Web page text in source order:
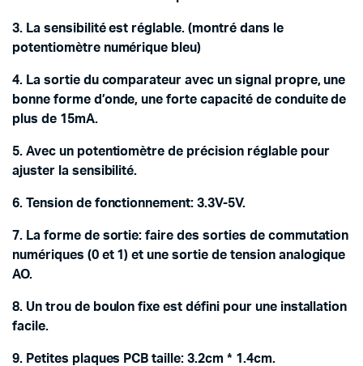
3. La sensibilité est réglable. (montré dans le
potentiomètre numérique bleu)
4. La sortie du comparateur avec un signal propre, une
bonne forme d’onde, une forte capacité de conduite de
plus de 15mA.
5. Avec un potentiomètre de précision réglable pour
ajuster la sensibilité.
6. Tension de fonctionnement: 3.3V-5V.
7. La forme de sortie: faire des sorties de commutation
numériques (0 et 1) et une sortie de tension analogique
AO.
8. Un trou de boulon fixe est défini pour une installation
facile.
9. Petites plaques PCB taille: 3.2cm * 1.4cm.